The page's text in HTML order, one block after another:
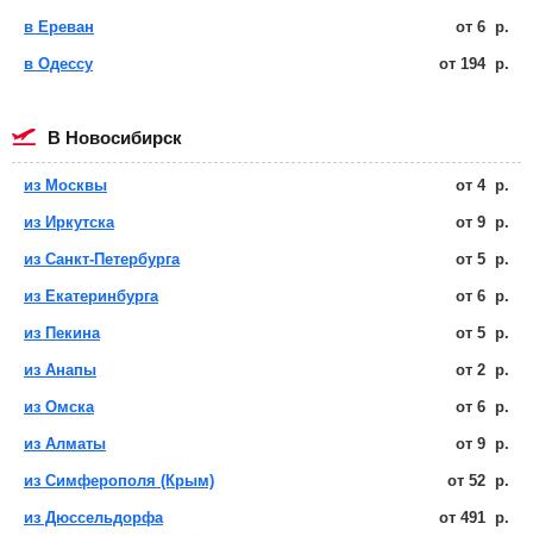
в Ереван от 6 р.
в Одессу от 194 р.
в Новосибирск
из Москвы от 4 р.
из Иркутска от 9 р.
из Санкт-Петербурга от 5 р.
из Екатеринбурга от 6 р.
из Пекина от 5 р.
из Анапы от 2 р.
из Омска от 6 р.
из Алматы от 9 р.
из Симферополя (Крым) от 52 р.
из Дюссельдорфа от 491 р.